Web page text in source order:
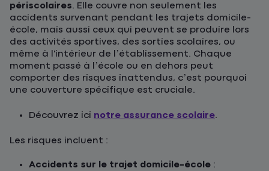
périscolaires. Elle couvre non seulement les
accidents survenant pendant les trajets domicile-
école, mais aussi ceux qui peuvent se produire lors
des activités sportives, des sorties scolaires, ou
même à l'intérieur de l’établissement. Chaque
moment passé à l’école ou en dehors peut
comporter des risques inattendus, c’est pourquoi
une couverture spécifique est cruciale.
Découvrez ici notre assurance scolaire.
Les risques incluent :
Accidents sur le trajet domicile-école :